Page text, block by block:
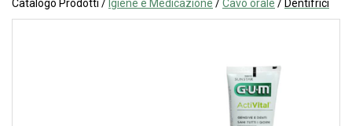
Catalogo Prodotti / Igiene e Medicazione /Cavo orale / Dentifrici